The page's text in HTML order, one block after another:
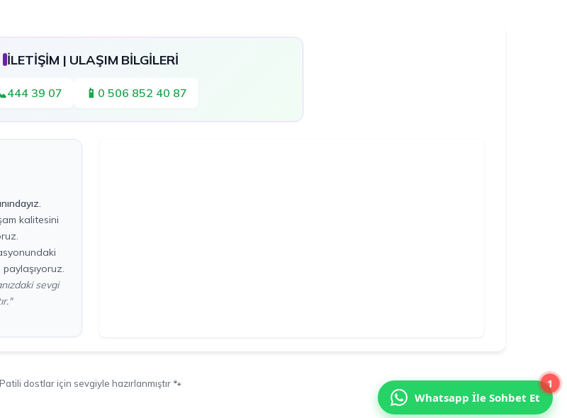
Whatsapp İle Sohbet Et
1
İLETİŞİM | ULAŞIM BİLGİLERİ
444 39 07 📱 0 506 852 40 87
kalitesini
sevgi
Patili dostlar için sevgiyle hazırlanmıştır 🐾